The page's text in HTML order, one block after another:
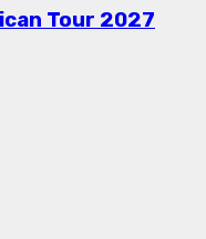
Tour 2027